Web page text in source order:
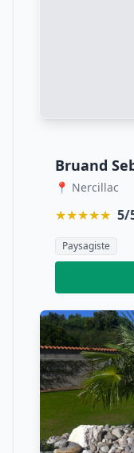
Bruand
📍 Nercillac
★★★★★ 5/
Paysagiste